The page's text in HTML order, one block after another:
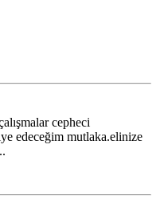
cepheci
edeceğim mutlaka.elinize